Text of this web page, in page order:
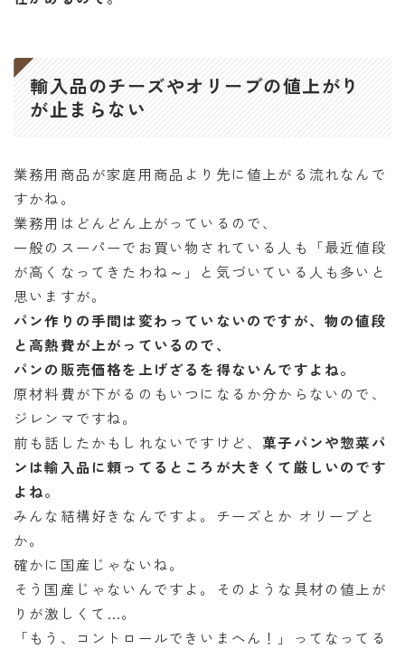
輸入品のチーズやオリーブの値上がり
が止まらない
業務用商品が家庭用商品より先に値上がる流れなんで
すかね。
業務用はどんどん上がっているので、
一般のスーパーでお買い物されている人も「最近値段
が高くなってきたわね～」と気づいている人も多いと
思いますが。
パン作りの手間は変わっていないのですが、物の値段
と高熱費が上がっているので、
パンの販売価格を上げざるを得ないんですよね。
原材料費が下がるのもいつになるか分からないので、
ジレンマですね。
前も話したかもしれないですけど、 菓子パンや惣菜パ
ンは輸入品に頼ってるところが大きくて厳しいのです
よね。
みんな結構好きなんですよ。チーズとか オリーブと
か。
確かに国産じゃないね。
そう国産じゃないんですよ。そのような具材の値上が
りが激しくて…。
「もう、コントロールできいまへん！」ってなってる